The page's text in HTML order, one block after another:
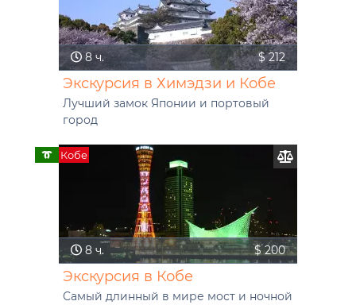
8 ч. $ 212
Экскурсия в Химэдзи и Кобе
Лучший замок Японии и портовый
город
Кобе
8 ч. $ 200
Экскурсия в Кобе
Самый длинный в мире мост и ночной